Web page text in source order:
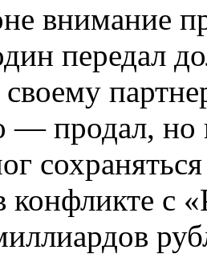
внимание
передал
продал, но
конфликте с